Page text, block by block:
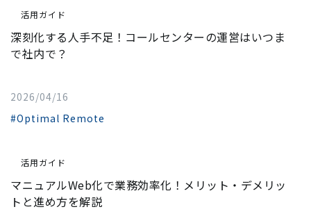
活用ガイド
深刻化する人手不足！コールセンターの運営はいつま
で社内で？
2026/04/16
#Optimal Remote
活用ガイド
マニュアルWeb化で業務効率化！メリット・デメリッ
トと進め方を解説